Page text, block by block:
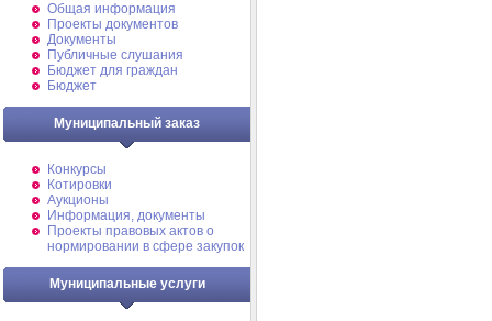
Общая информация
Проекты документов
Документы
Публичные слушания
Бюджет для граждан
Бюджет
Муниципальный заказ
Конкурсы
Котировки
Аукционы
Информация, документы
Проекты правовых актов о
нормировании в сфере закупок
Муниципальные услуги